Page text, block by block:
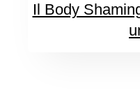
Il Body